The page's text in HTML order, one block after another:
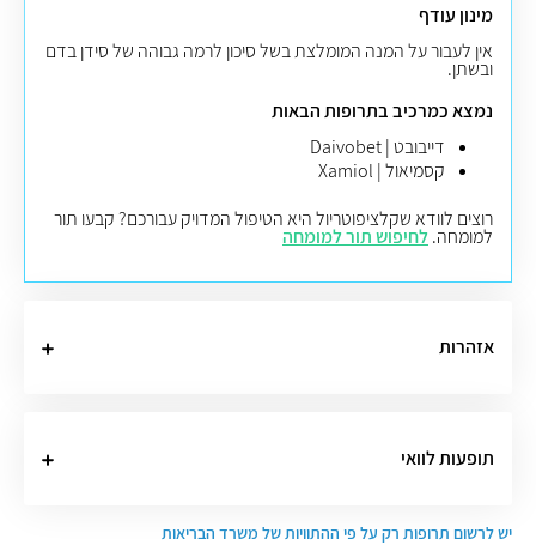
מינון עודף
אין לעבור על המנה המומלצת בשל סיכון לרמה גבוהה של סידן בדם
ובשתן.
נמצא כמרכיב בתרופות הבאות
דייבובט | Daivobet
קסמיאול | Xamiol
רוצים לוודא שקלציפוטריול היא הטיפול המדויק עבורכם? קבעו תור
למומחה.לחיפוש תור למומחה
אזהרות
תופעות לוואי
יש לרשום תרופות רק על פי ההתוויות של משרד הבריאות